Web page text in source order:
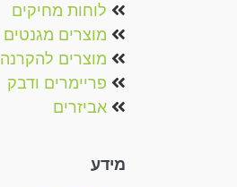
לוחות מחיקים
מוצרים מגנטים‏‏‎
מוצרים להקרנה‎
פריימרים ודבק
אביזרים
מידע